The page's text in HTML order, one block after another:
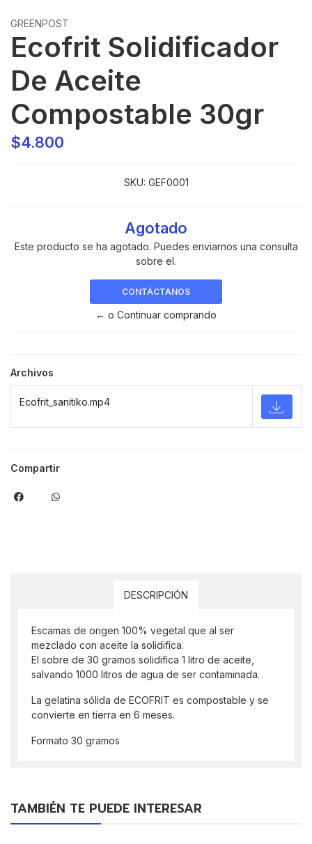
GREENPOST
Ecofrit Solidificador
De Aceite
Compostable 30gr
$4.800
SKU: GEF0001
Agotado
Este producto se ha agotado. Puedes enviarnos una consulta
sobre el.
CONTÁCTANOS
← o Continuar comprando
Archivos
Ecofrit_sanitiko.mp4
Compartir
DESCRIPCIÓN
Escamas de origen 100% vegetal que al ser
mezclado con aceite la solidifica.
El sobre de 30 gramos solidifica 1 litro de aceite,
salvando 1000 litros de agua de ser contaminada.
La gelatina sólida de ECOFRIT es compostable y se
convierte en tierra en 6 meses.
Formato 30 gramos
TAMBIÉN TE PUEDE INTERESAR